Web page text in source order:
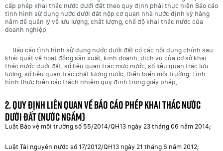
cấp phép khai thác nước dưới đất theo quy định phải thực hiện Báo cáo
tình hình sử dụng nước dưới đất nộp cơ quan nhà nước định kỳ hằng
năm để quản lý về lưu lượng, chất lượng, chế độ khai thác nước của
doanh nghiệp
Báo cáo tình hình sử dụng nước dưới đất có các nội dung chính sau:
khái quát về hoạt động sản xuất, kinh doanh, dịch vụ của cơ sở khai
thác nước dưới đất, số liệu quan trắc mực nước, số liệu quan trắc lưu
lượng, số liệu quan trắc chất lượng nước, Diễn biến môi trường, Tình
hình thực hiện các trách nhiệm quy định trong giấy phép,…
2. Quy định liên quan về báo cáo phép khai thác nước
dưới đất (nước ngầm)
Luật Bảo vệ môi trường số 55/2014/QH13 ngày 23 tháng 06 năm 2014;
Luật Tài nguyên nước số 17/2012/QH13 ngày 21 tháng 6 năm 2012;